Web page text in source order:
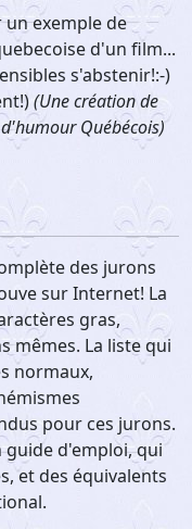
exemple de
d'un film...
s'abstenir!:-)
(Une création de
Québécois)
des jurons
sur Internet! La
gras,
mêmes. La liste qui
normaux,
pour ces jurons.
guide d'emploi, qui
et des équivalents